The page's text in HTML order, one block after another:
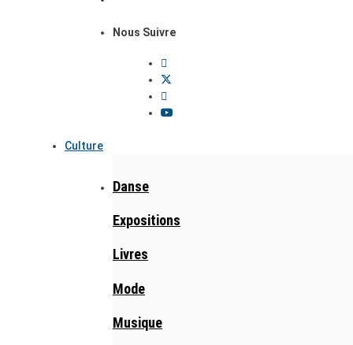
Nous Suivre
Culture
Danse
Expositions
Livres
Mode
Musique